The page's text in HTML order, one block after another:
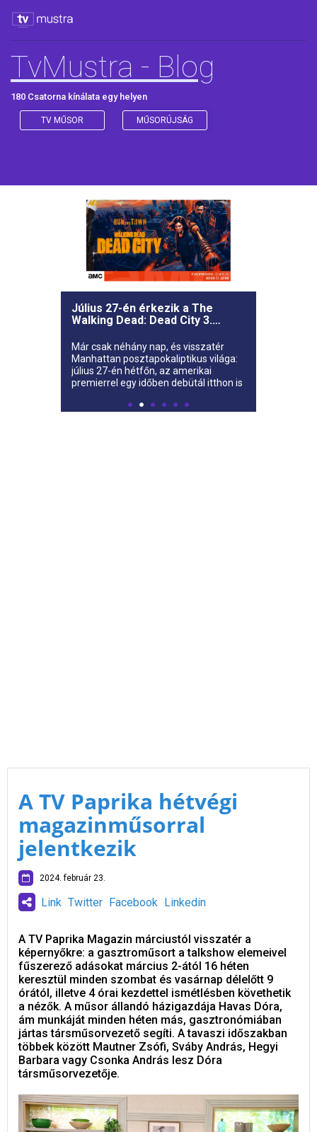
TvMustra - Blog
180 Csatorna kínálata egy helyen
TV MŰSOR MŰSORÚJSÁG
Július 27-én érkezik a The
Walking Dead: Dead City 3.
Már csak néhány nap, és visszatér
Manhattan posztapokaliptikus világa:
július 27-én hétfőn, az amerikai
premierrel egy időben debütál itthon is
City harmadik évada.
A TV Paprika hétvégi
magazinműsorral
jelentkezik
2024. február 23.
Link Twitter Facebook Linkedin
A TV Paprika Magazin márciustól visszatér a
képernyőkre: a gasztroműsort a talkshow elemeivel
fűszerező adásokat március 2-ától 16 héten
keresztül minden szombat és vasárnap délelőtt 9
órától, illetve 4 órai kezdettel ismétlésben követhetik
a nézők. A műsor állandó házigazdája Havas Dóra,
ám munkáját minden héten más, gasztronómiában
jártas társműsorvezető segíti. A tavaszi időszakban
többek között Mautner Zsófi, Sváby András, Hegyi
Barbara vagy Csonka András lesz Dóra
társműsorvezetője.